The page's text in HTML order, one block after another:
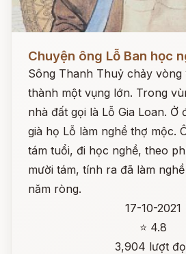
Chuyện ông Lỗ Ban học
Sông Thanh Thuỷ chảy vòng
thành một vụng lớn. Trong
nhà đất gọi là Lỗ Gia Loan. Ở
già họ Lỗ làm nghề thợ mộc.
tám tuổi, đi học nghề, theo
mười tám, tính ra đã làm
năm ròng.
17-10-2021
⭐ 4.8
3,904 lượt